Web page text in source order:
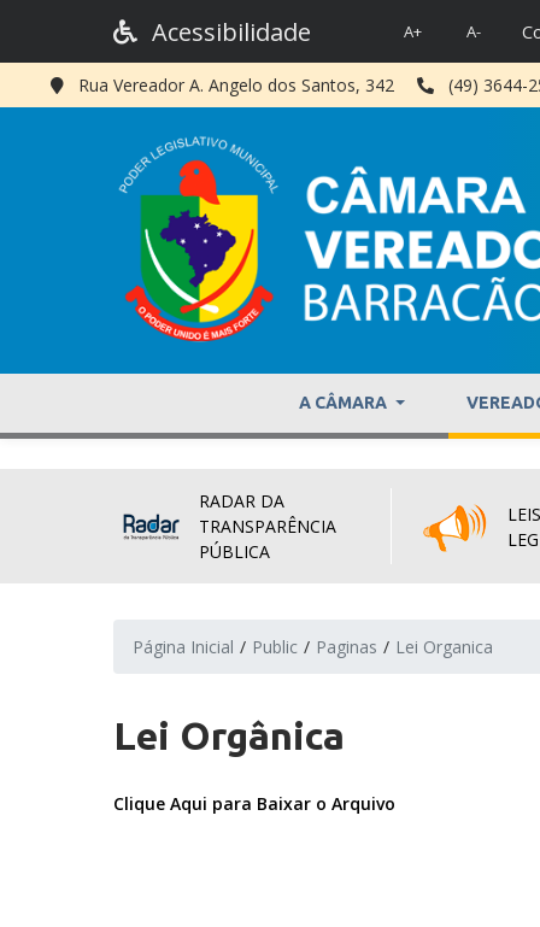
Acessibilidade A+ A-
Rua Vereador A. Angelo dos Santos, 342 (49) 3644-
A CÂMARA
RADAR DA
TRANSPARÊNCIA
PÚBLICA
Página Inicial Public Paginas Lei Organica
Lei Orgânica
Clique Aqui para Baixar o Arquivo